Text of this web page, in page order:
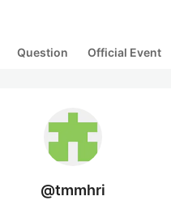
Question Official Event
@tmmhri